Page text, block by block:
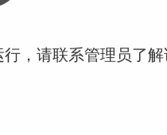
，请联系管理员了